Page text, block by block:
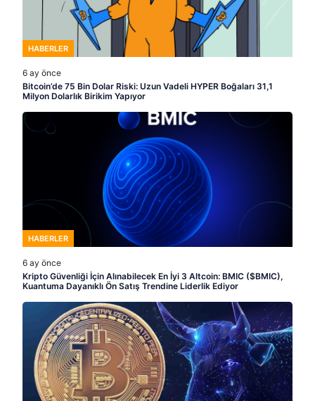
HABERLER
6 ay önce
Bitcoin’de 75 Bin Dolar Riski: Uzun Vadeli HYPER Boğaları 31,1
Milyon Dolarlık Birikim Yapıyor
HABERLER
6 ay önce
Kripto Güvenliği İçin Alınabilecek En İyi 3 Altcoin: BMIC ($BMIC),
Kuantuma Dayanıklı Ön Satış Trendine Liderlik Ediyor